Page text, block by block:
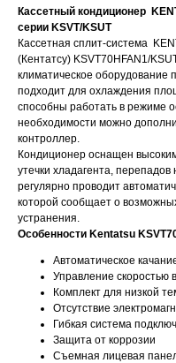
Кассетный кондиционер
серии KSVT/KSUT
Кассетная сплит-система
(Кентатсу) KSVT70HFAN1/
климатическое оборудование
подходит для охлаждения
способны работать в режиме
необходимости можно
контроллер.
Кондиционер оснащен
утечки хладагента,
регулярно проводит
которой сообщает о
устранения.
Особенности Kentatsu
Автоматическое
Управление скоростью
Комплект для низкой
Отсутствие
Гибкая система
Защита от коррозии
Съемная лицевая